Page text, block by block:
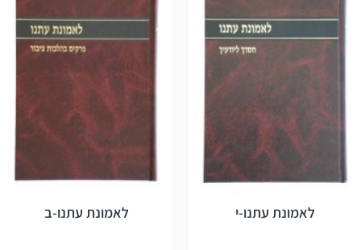
לאמונת עתנו-י לאמונת עתנו-ב